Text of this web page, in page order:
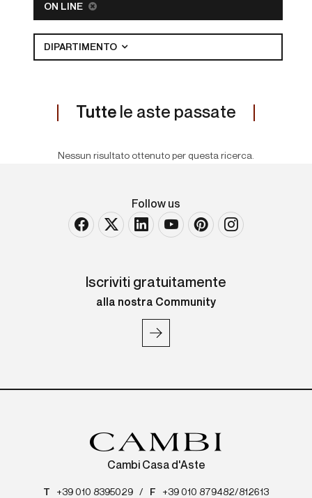
ON LINE
DIPARTIMENTO
Tutte le aste passate
Nessun risultato ottenuto per questa ricerca.
Follow us
Iscriviti gratuitamente
alla nostra Community
Cambi Casa d'Aste
T +39 010 8395029 / F
+39 010 879482/812613